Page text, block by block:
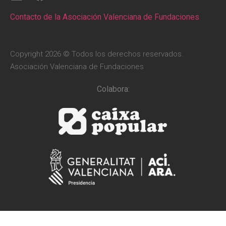
Contacto de la Asociación Valenciana de Fundaciones
Copyright 2026 © Todos los derechos reservados.
Asociación Valenciana de Fundaciones
Colabora: